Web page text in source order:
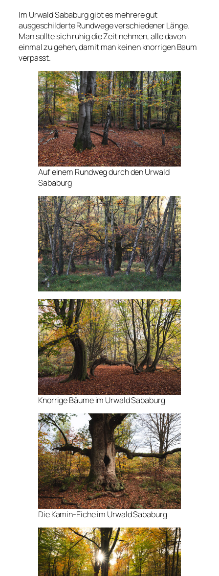
Im Urwald Sababurg gibt es mehrere gut
ausgeschilderte Rundwege verschiedener Länge.
Man sollte sich ruhig die Zeit nehmen, alle davon
einmal zu gehen, damit man keinen knorrigen Baum
verpasst.
Auf einem Rundweg durch den Urwald
Sababurg
Knorrige Bäume im Urwald Sababurg
Die Kamin-Eiche im Urwald Sababurg